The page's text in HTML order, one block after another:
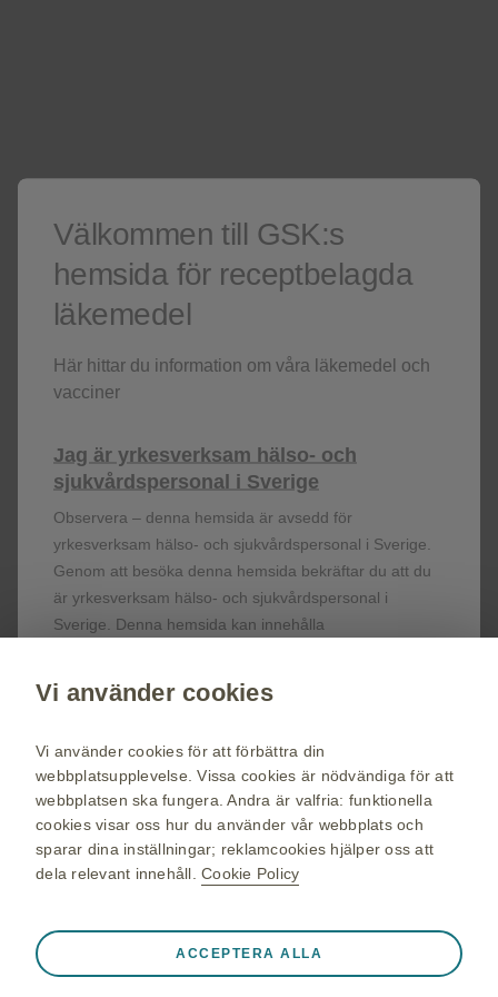
Registrera dig!
Få senaste nytt om våra läkemedel,
terapiområden, information om evenemang,
beställ material till dig och dina patienter.
Registrera dig nu
vaccin.se
Webkarta
Användarvillkor
Personuppgiftspolicy
Cookie policy
© 2026 GSK-koncernen eller dess licensgivare. Alla rättigheter
Välkommen till GSK:s
hemsida för receptbelagda
läkemedel
Här hittar du information om våra läkemedel och
vacciner
Jag är yrkesverksam hälso- och
sjukvårdspersonal i Sverige
Observera – denna hemsida är avsedd för
yrkesverksam hälso- och sjukvårdspersonal i Sverige.
Genom att besöka denna hemsida bekräftar du att du
är yrkesverksam hälso- och sjukvårdspersonal i
Sverige. Denna hemsida kan innehålla
Eftersom du inte är hälso- eller sjukvårdspersonal
kommer du omdirigeras till vår hemsida för
allmänheten.
Vi använder cookies
Vi använder cookies för att förbättra din
webbplatsupplevelse. Vissa cookies är nödvändiga för att
webbplatsen ska fungera. Andra är valfria: funktionella
cookies visar oss hur du använder vår webbplats och
sparar dina inställningar; reklamcookies hjälper oss att
dela relevant innehåll. Cookie Policy
❮
ACCEPTERA ALLA